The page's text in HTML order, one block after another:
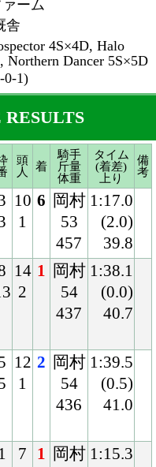
タイム
(着差)
上り
備
1:17.0
(2.0)
1:38.1
(0.0)
40.7
1:39.5
(0.5)
41.0
1:15.3
(1.4)
38.6
お問合せ
ド勧誘方針